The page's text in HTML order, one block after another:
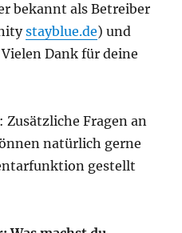
bekannt als Betreiber
stayblue.de) und
Vielen Dank für deine
Zusätzliche Fragen an
natürlich gerne
gestellt